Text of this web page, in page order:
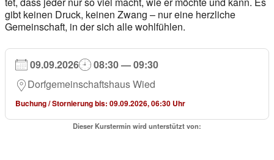
gibt kei­nen Druck, kei­nen Zwang – nur eine herz­li­che
Gemein­schaft, in der sich alle wohl­füh­len.
09.09.2026
08:30 — 09:30
Dorf­ge­mein­schafts­haus Wied
Buchung / Stor­nie­rung bis: 09.09.2026, 06:30 Uhr
Die­ser Kurs­ter­min wird unter­stützt von: